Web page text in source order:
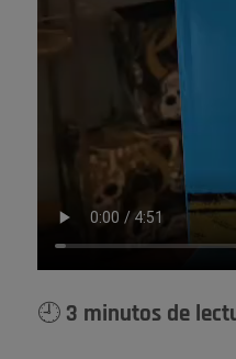
🕘 3 minutos de